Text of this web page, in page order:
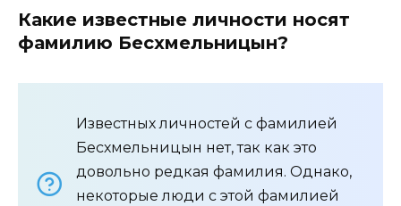
Какие известные личности носят
фамилию Бесхмельницын?
Известных личностей с фамилией
Бесхмельницын нет, так как это
довольно редкая фамилия. Однако,
некоторые люди с этой фамилией